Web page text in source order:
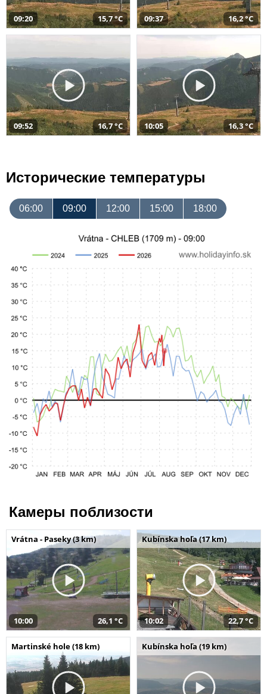
09:20 15,7 °C 09:37 16,2 °C
09:52 16,7 °C 10:05 16,3 °C
Исторические температуры
06:00 09:00 12:00 15:00 18:00
Камеры поблизости
Vrátna - Paseky (3 km)
10:00 26,1 °C
Kubínska hoľa (17 km)
10:02 22,7 °C
Martinské hole (18 km) Kubínska hoľa (19 km)